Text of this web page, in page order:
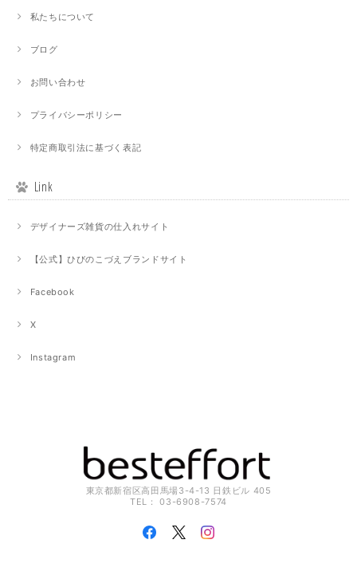
私たちについて
ブログ
お問い合わせ
プライバシーポリシー
特定商取引法に基づく表記
Link
デザイナーズ雑貨の仕入れサイト
【公式】ひびのこづえブランドサイト
Facebook
X
Instagram
東京都新宿区高田馬場3-4-13 日鉄ビル 405
TEL： 03-6908-7574